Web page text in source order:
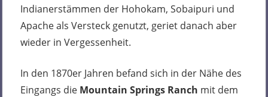
Indianerstämmen der Hohokam, Sobaipuri und
Apache als Versteck genutzt, geriet danach aber
wieder in Vergessenheit.
In den 1870er Jahren befand sich in der Nähe des
Eingangs die Mountain Springs Ranch mit dem